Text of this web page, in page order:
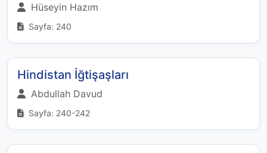
Hüseyin Hazım
Sayfa: 240
Hindistan İğtişaşları
Abdullah Davud
Sayfa: 240-242